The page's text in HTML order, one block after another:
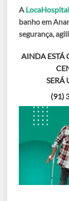
A
banho em
segurança,
AINDA ESTÁ
SERÁ
(91)